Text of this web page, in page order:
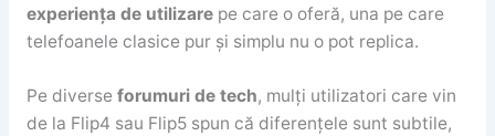
experiența de utilizarepe care o oferă, una pe care
telefoanele clasice pur și simplu nu o pot replica.
Pe diverse forumuri de tech, mulți utilizatori care vin
de la Flip4 sau Flip5 spun că diferențele sunt subtile,